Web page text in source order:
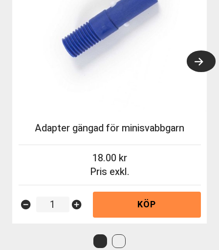
Adapter gängad för minisvabbgarn
Pris exkl.
18.00
remove_circle add_circle KÖP